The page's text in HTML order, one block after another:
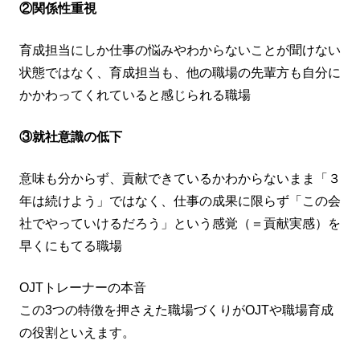
②関係性重視
育成担当にしか仕事の悩みやわからないことが聞けない
状態ではなく、育成担当も、他の職場の先輩方も自分に
かかわってくれていると感じられる職場
③就社意識の低下
意味も分からず、貢献できているかわからないまま「３
年は続けよう」ではなく、仕事の成果に限らず「この会
社でやっていけるだろう」という感覚（＝貢献実感）を
早くにもてる職場
OJTトレーナーの本音
この3つの特徴を押さえた職場づくりがOJTや職場育成
の役割といえます。